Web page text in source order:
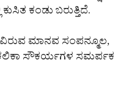
ಕಂಡು ಬರುತ್ತಿದೆ.
ಮಾನವ ಸಂಪನ್ಮೂಲ,
ಸೌಕರ್ಯಗಳ ಸಮರ್ಪಕ